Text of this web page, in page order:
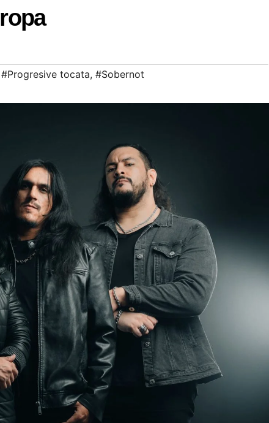
#Progresive tocata, #Sobernot